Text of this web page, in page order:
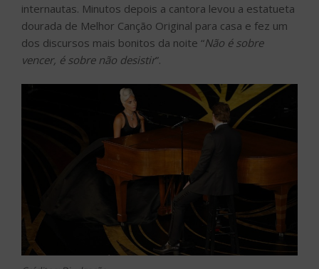
internautas. Minutos depois a cantora levou a estatueta
dourada de Melhor Canção Original para casa e fez um
dos discursos mais bonitos da noite “Não é sobre
vencer, é sobre não desistir”.